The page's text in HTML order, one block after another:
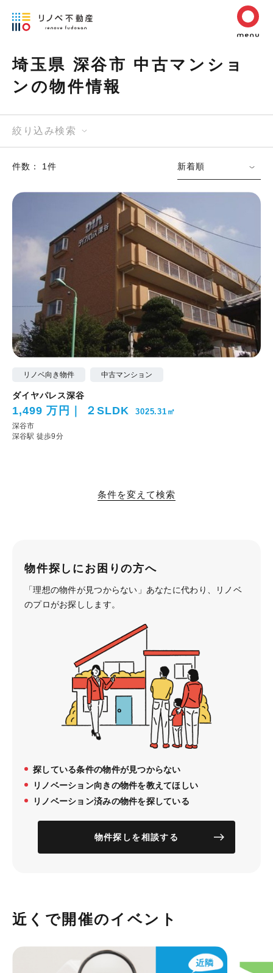
埼玉県 深谷市 中古マンショ
ンの物件情報
絞り込み検索
件数： 1件 新着順
リノベ向き物件 中古マンション
ダイヤパレス深谷
1,499 万円 ２SLDK 3025.31㎡
深谷市
深谷駅 徒歩9分
条件を変えて検索
物件探しにお困りの方へ
「理想の物件が見つからない」あなたに代わり、
リノベ
のプロがお探しします。
探している条件の物件が見つからない
リノベーション向きの物件を教えてほしい
リノベーション済みの物件を探している
物件探しを相談する
近くで開催のイベント